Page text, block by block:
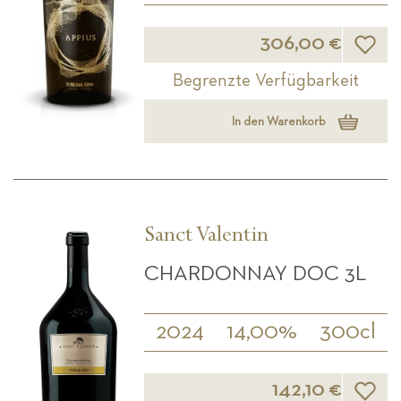
306,00 €
Begrenzte Verfügbarkeit
In den Warenkorb
Sanct Valentin
CHARDONNAY DOC 3L
2024 14,00% 300cl
142,10 €